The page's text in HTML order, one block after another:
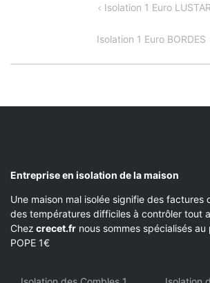
Isolation 1 Euro LUSTAR
Isolation 1 Euro BORDES
Entreprise en isolation de la maison
Une maison mal isolée signifie des factures
des températures difficiles à contrôler tout
Chez crecet.fr nous sommes spécialisés
POPE 1€